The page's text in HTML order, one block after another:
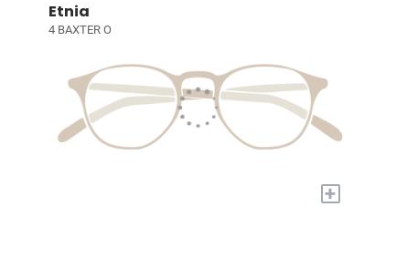
Etnia
4 BAXTER O
+